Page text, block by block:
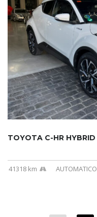
41318 km AUTOMATICO